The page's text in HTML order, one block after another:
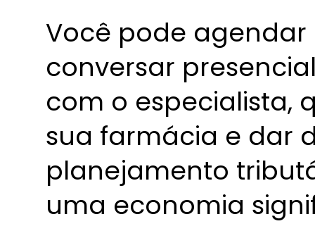
Você pode
conversar
com o especialista,
sua farmácia e dar
planejamento
uma economia